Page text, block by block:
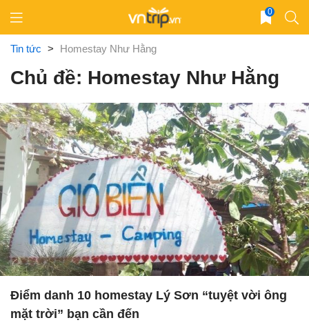
content
0
Tin tức > Homestay Như Hằng
Chủ đề: Homestay Như Hằng
Điểm danh 10 homestay Lý Sơn “tuyệt vời ông
mặt trời” bạn cần đến